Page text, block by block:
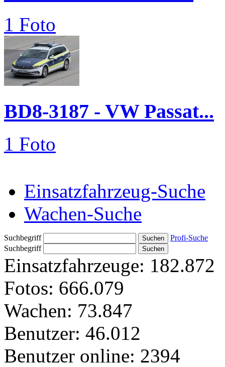
1 Foto
BD8-3187 - VW Passat...
1 Foto
Einsatzfahrzeug-Suche
Wachen-Suche
Suchbegriff
Profi-Suche
Suchbegriff
Einsatzfahrzeuge: 182.872
Fotos: 666.079
Wachen: 73.847
Benutzer: 46.012
Benutzer online: 2394